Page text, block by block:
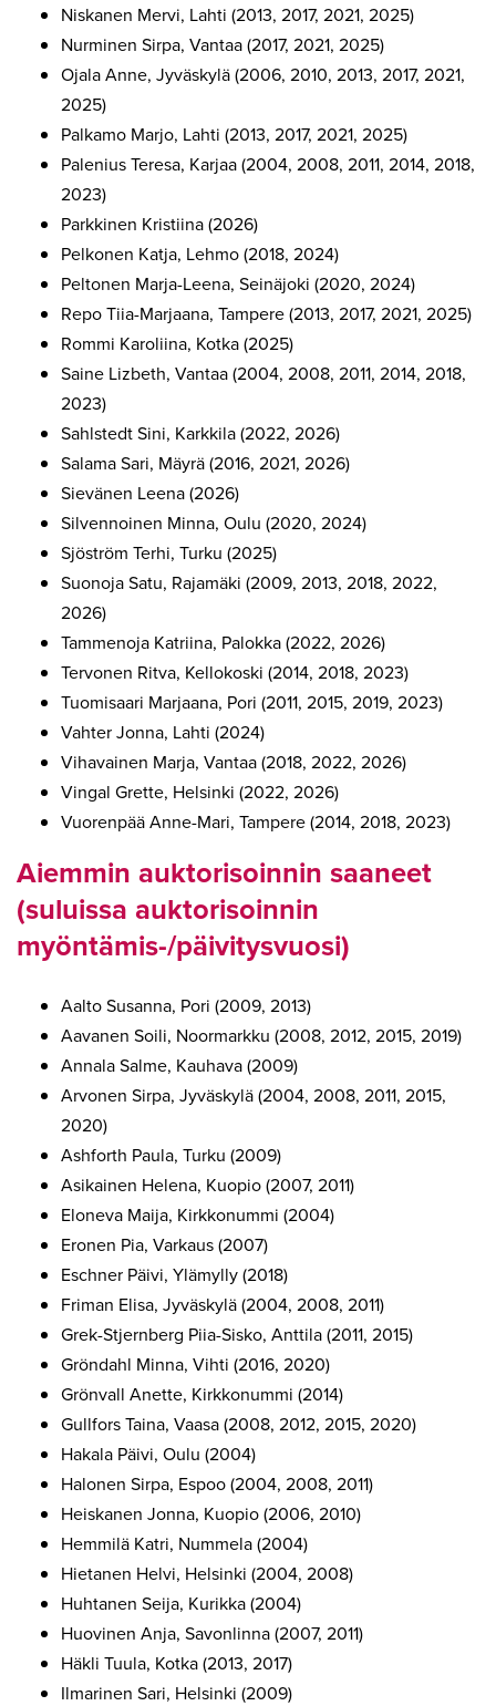
Niskanen Mervi, Lahti (2013, 2017, 2021, 2025)
Nurminen Sirpa, Vantaa (2017, 2021, 2025)
Ojala Anne, Jyväskylä (2006, 2010, 2013, 2017, 2021,
2025)
Palkamo Marjo, Lahti (2013, 2017, 2021, 2025)
Palenius Teresa, Karjaa (2004, 2008, 2011, 2014, 2018,
2023)
Parkkinen Kristiina (2026)
Pelkonen Katja, Lehmo (2018, 2024)
Peltonen Marja-Leena, Seinäjoki (2020, 2024)
Repo Tiia-Marjaana, Tampere (2013, 2017, 2021, 2025)
Rommi Karoliina, Kotka (2025)
Saine Lizbeth, Vantaa (2004, 2008, 2011, 2014, 2018,
2023)
Sahlstedt Sini, Karkkila (2022, 2026)
Salama Sari, Mäyrä (2016, 2021, 2026)
Sievänen Leena (2026)
Silvennoinen Minna, Oulu (2020, 2024)
Sjöström Terhi, Turku (2025)
Suonoja Satu, Rajamäki (2009, 2013, 2018, 2022,
2026)
Tammenoja Katriina, Palokka (2022, 2026)
Tervonen Ritva, Kellokoski (2014, 2018, 2023)
Tuomisaari Marjaana, Pori (2011, 2015, 2019, 2023)
Vahter Jonna, Lahti (2024)
Vihavainen Marja, Vantaa (2018, 2022, 2026)
Vingal Grette, Helsinki (2022, 2026)
Vuorenpää Anne-Mari, Tampere (2014, 2018, 2023)
Aiemmin auktorisoinnin saaneet
(suluissa auktorisoinnin
myöntämis-/päivitysvuosi)
Aalto Susanna, Pori (2009, 2013)
Aavanen Soili, Noormarkku (2008, 2012, 2015, 2019)
Annala Salme, Kauhava (2009)
Arvonen Sirpa, Jyväskylä (2004, 2008, 2011, 2015,
2020)
Ashforth Paula, Turku (2009)
Asikainen Helena, Kuopio (2007, 2011)
Eloneva Maija, Kirkkonummi (2004)
Eronen Pia, Varkaus (2007)
Eschner Päivi, Ylämylly (2018)
Friman Elisa, Jyväskylä (2004, 2008, 2011)
Grek-Stjernberg Piia-Sisko, Anttila (2011, 2015)
Gröndahl Minna, Vihti (2016, 2020)
Grönvall Anette, Kirkkonummi (2014)
Gullfors Taina, Vaasa (2008, 2012, 2015, 2020)
Hakala Päivi, Oulu (2004)
Halonen Sirpa, Espoo (2004, 2008, 2011)
Heiskanen Jonna, Kuopio (2006, 2010)
Hemmilä Katri, Nummela (2004)
Hietanen Helvi, Helsinki (2004, 2008)
Huhtanen Seija, Kurikka (2004)
Huovinen Anja, Savonlinna (2007, 2011)
Häkli Tuula, Kotka (2013, 2017)
Ilmarinen Sari, Helsinki (2009)